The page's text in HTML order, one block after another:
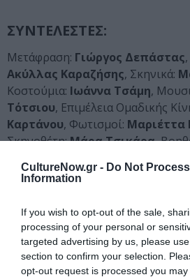
CultureNow.gr - Do Not
Information
If you wish to opt-out of the sale,
processing of your personal or
targeted advertising by us, please
section to confirm your selection.
opt-out request is processed you
ΣΥΝΤΕΛΕΣΤΕΣ:
Μετάφραση: Γιώργος Δεπάστας
Ακύλλας Καραζήσης, Σκηνικά:
Κοστούμια: Ιωάννα Τσάμη,
Τότσιου, Επιμέλεια Ομαδικής
Καρτάνου, Φωτισμοί: Μαριέττα
Σκηνοθέτη:Μάρα Τσικάρα,
Σκηνογράφου:Σοφία Θεοδωράκη
Rafail (That Long Black Cloud),
στο πλαίσιο πρακτικής άσκησης:
ενδυματολόγου/ σκηνογράφου
άσκησης:Μαρία Ωρολογά